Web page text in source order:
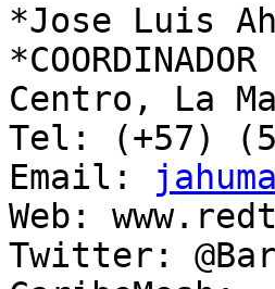
*Jose Luis
Centro, La
Tel: (+57) (5)
Email:
Web:
Twitter: